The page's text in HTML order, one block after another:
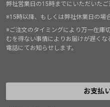
弊社営業日の15時までにいただいたご
※15時以降、もしくは弊社休業日の場
※ご注文のタイミングにより万一在庫
むを得ない事情によりお届けが遅く
電話にてお知らせします。
お支払